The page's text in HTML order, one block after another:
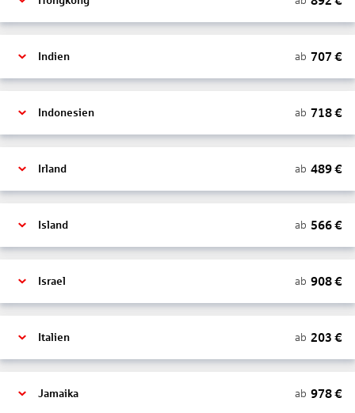
Indien ab 707 €
Indonesien ab 718€
Irland ab 489€
Island ab 566€
Israel ab 908€
Italien ab 203 €
Jamaika ab 978€